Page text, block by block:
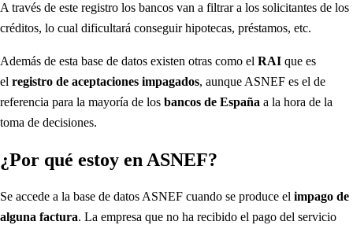
A través de este registro los bancos van a filtrar a los solicitantes de los
créditos, lo cual dificultará conseguir hipotecas, préstamos, etc.
Además de esta base de datos existen otras como el RAI que es
el registro de aceptaciones impagados, aunque ASNEF es el de
referencia para la mayoría de los bancos de España a la hora de la
toma de decisiones.
¿Por qué estoy en ASNEF?
Se accede a la base de datos ASNEF cuando se produce el impago de
alguna factura. La empresa que no ha recibido el pago del servicio